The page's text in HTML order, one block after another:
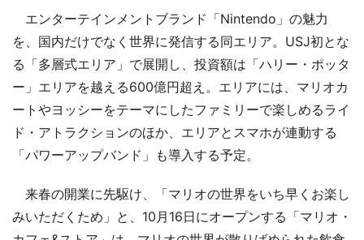
エンターテインメントブランド「Nintendo」の魅力
を、国内だけでなく世界に発信する同エリア。USJ初とな
る「多層式エリア」で展開し、投資額は「ハリー・ポッタ
ー」エリアを越える600億円超え。エリアには、マリオカ
ートやヨッシーをテーマにしたファミリーで楽しめるライ
ド・アトラクションのほか、エリアとスマホが連動する
「パワーアップバンド」も導入する予定。
来春の開業に先駆け、「マリオの世界をいち早くお楽し
みいただくため」と、10月16日にオープンする「マリオ・